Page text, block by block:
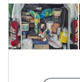
le sourire. Mais aussi dans les règles de l'art et avec
toutes les
professionnelle